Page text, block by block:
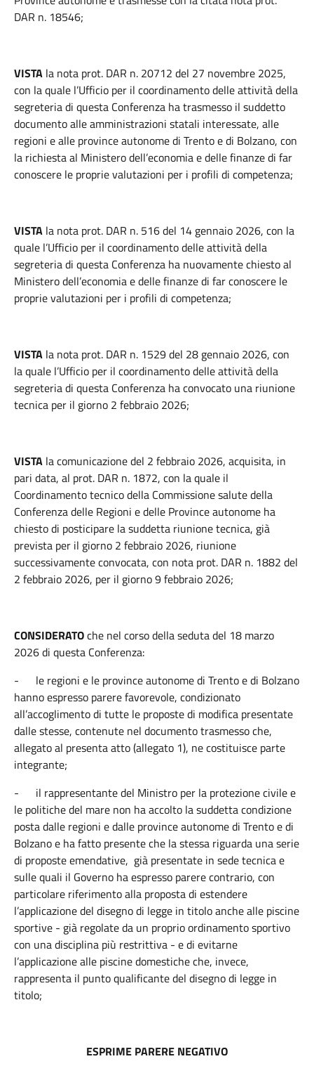
DAR n. 18546;
VISTA la nota prot. DAR n. 20712 del 27 novembre 2025,
con la quale l’Ufficio per il coordinamento delle attività della
segreteria di questa Conferenza ha trasmesso il suddetto
documento alle amministrazioni statali interessate, alle
regioni e alle province autonome di Trento e di Bolzano, con
la richiesta al Ministero dell’economia e delle finanze di far
conoscere le proprie valutazioni per i profili di competenza;
VISTA la nota prot. DAR n. 516 del 14 gennaio 2026, con la
quale l’Ufficio per il coordinamento delle attività della
segreteria di questa Conferenza ha nuovamente chiesto al
Ministero dell’economia e delle finanze di far conoscere le
proprie valutazioni per i profili di competenza;
VISTA la nota prot. DAR n. 1529 del 28 gennaio 2026, con
la quale l’Ufficio per il coordinamento delle attività della
segreteria di questa Conferenza ha convocato una riunione
tecnica per il giorno 2 febbraio 2026;
VISTA la comunicazione del 2 febbraio 2026, acquisita, in
pari data, al prot. DAR n. 1872, con la quale il
Coordinamento tecnico della Commissione salute della
Conferenza delle Regioni e delle Province autonome ha
chiesto di posticipare la suddetta riunione tecnica, già
prevista per il giorno 2 febbraio 2026, riunione
successivamente convocata, con nota prot. DAR n. 1882 del
2 febbraio 2026, per il giorno 9 febbraio 2026;
CONSIDERATOche nel corso della seduta del 18 marzo
2026 di questa Conferenza:
- le regioni e le province autonome di Trento e di Bolzano
hanno espresso parere favorevole, condizionato
all’accoglimento di tutte le proposte di modifica presentate
dalle stesse, contenute nel documento trasmesso che,
allegato al presenta atto (allegato 1), ne costituisce parte
integrante;
- il rappresentante del Ministro per la protezione civile e
le politiche del mare non ha accolto la suddetta condizione
posta dalle regioni e dalle province autonome di Trento e di
Bolzano e ha fatto presente che la stessa riguarda una serie
di proposte emendative, già presentate in sede tecnica e
sulle quali il Governo ha espresso parere contrario, con
particolare riferimento alla proposta di estendere
l’applicazione del disegno di legge in titolo anche alle piscine
sportive - già regolate da un proprio ordinamento sportivo
con una disciplina più restrittiva - e di evitarne
l’applicazione alle piscine domestiche che, invece,
rappresenta il punto qualificante del disegno di legge in
titolo;
ESPRIME PARERE NEGATIVO